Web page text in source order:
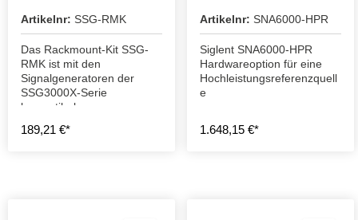
Artikelnr: SSG-RMK
Das Rackmount-Kit SSG-
RMK ist mit den
Signalgeneratoren der
SSG3000X-Serie
kompatibel.
189,21 €*
Artikelnr: SNA6000-HPR
Siglent SNA6000-HPR
Hardwareoption für eine
Hochleistungsreferenzquell
e
1.648,15 €*